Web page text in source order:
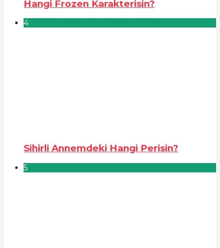
Hangi Frozen Karakterisin?
4
Sihirli Annemdeki Hangi Perisin?
5